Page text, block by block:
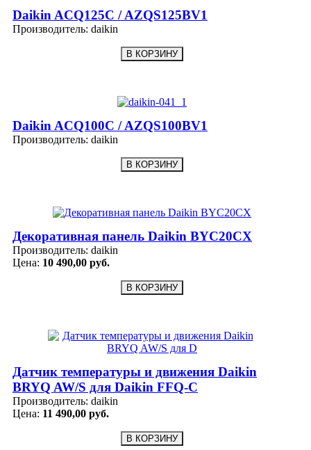
Daikin ACQ125C / AZQS125BV1
Производитель: daikin
Daikin ACQ100C / AZQS100BV1
Производитель: daikin
Декоративная панель Daikin BYC20CX
Производитель: daikin
Цена: 10 490,00 руб.
Датчик температуры и движения Daikin
BRYQ AW/S для Daikin FFQ-C
Производитель: daikin
Цена: 11 490,00 руб.